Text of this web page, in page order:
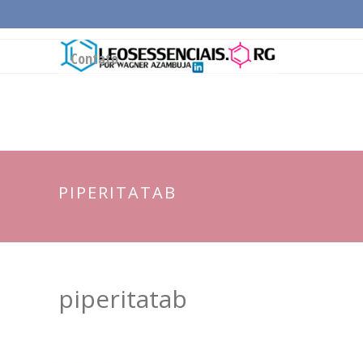
Contato
PIPERITATAB
piperitatab